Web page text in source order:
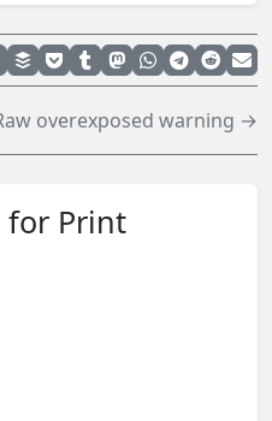
overexposed warning →
for Print